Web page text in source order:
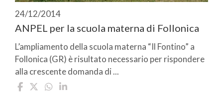
24/12/2014
ANPEL per la scuola materna di Follonica
L’ampliamento della scuola materna “Il Fontino” a
Follonica (GR) è risultato necessario per rispondere
alla crescente domanda di ...